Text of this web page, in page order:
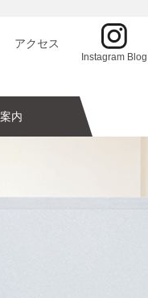
アクセス
Instagram Blog
内